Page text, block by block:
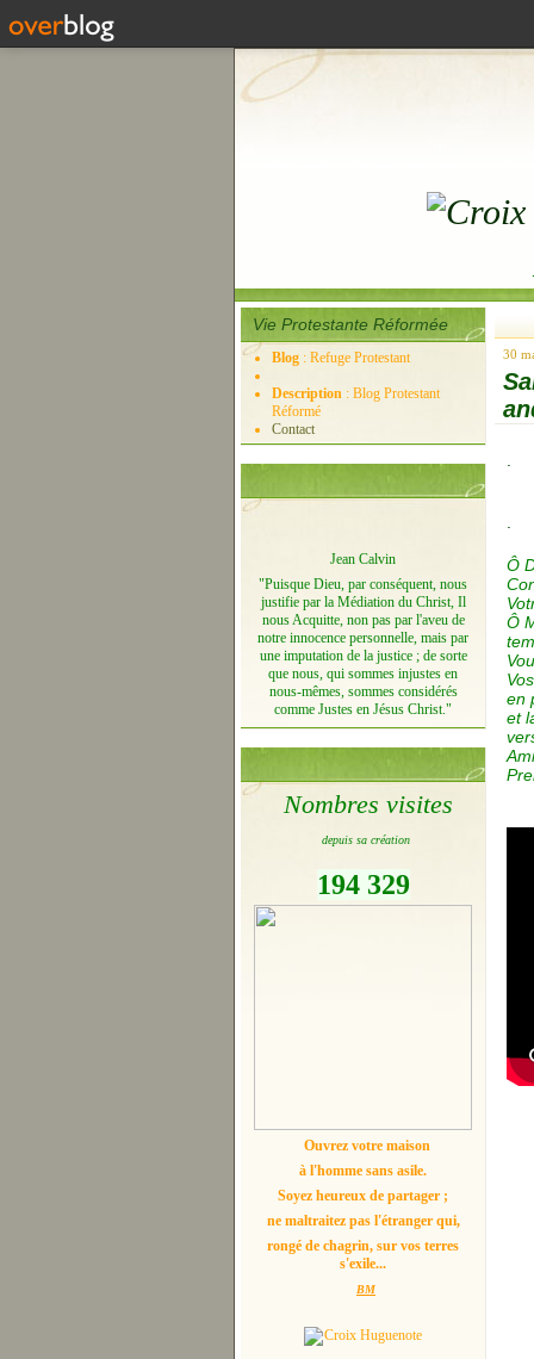
Vie Protestante Réformée
Blog : Refuge Protestant
Description : Blog Protestant
Réformé
Contact
Jean Calvin
"Puisque Dieu, par conséquent, nous
justifie par la Médiation du Christ, Il
nous Acquitte, non pas par l'aveu de
notre innocence personnelle, mais par
une imputation de la justice ; de sorte
que nous, qui sommes injustes en
nous-mêmes, sommes considérés
comme Justes en Jésus Christ."
Nombres visites
depuis sa création
194 329
Ouvrez votre maison
à l'homme sans asile.
Soyez heureux de partager ;
ne maltraitez pas l'étranger qui,
rongé de chagrin, sur vos terres
s'exile...
BM
30
.
.
Ô
Ô
en
et